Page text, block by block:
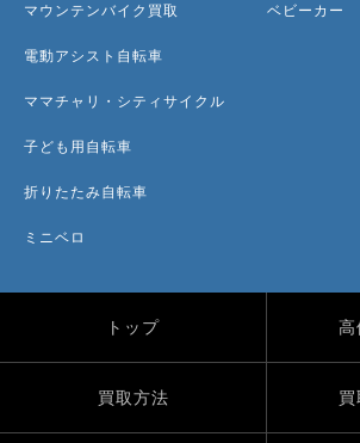
マウンテンバイク買取
電動アシスト自転車
ママチャリ・シティサイクル
子ども用自転車
折りたたみ自転車
ミニベロ
ベビーカー
トップ 高
買取方法